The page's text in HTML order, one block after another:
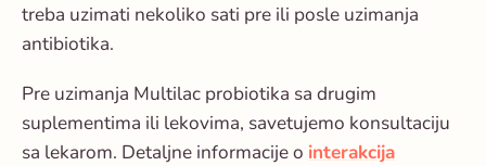
treba uzimati nekoliko sati pre ili posle uzimanja
antibiotika.
Pre uzimanja Multilac probiotika sa drugim
suplementima ili lekovima, savetujemo konsultaciju
sa lekarom. Detaljne informacije o interakcija